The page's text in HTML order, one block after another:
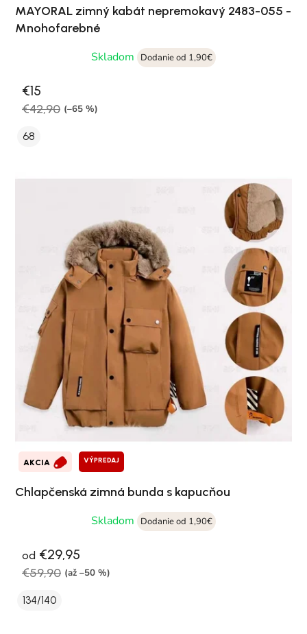
MAYORAL zimný kabát nepremokavý 2483-055 -
Mnohofarebné
Skladom
Dodanie od 1,90€
€15
€42,90 (–65 %)
68
AKCIA VÝPREDAJ
Chlapčenská zimná bunda s kapucňou
Skladom
Dodanie od 1,90€
od €29,95
€59,90 (až –50 %)
134/140